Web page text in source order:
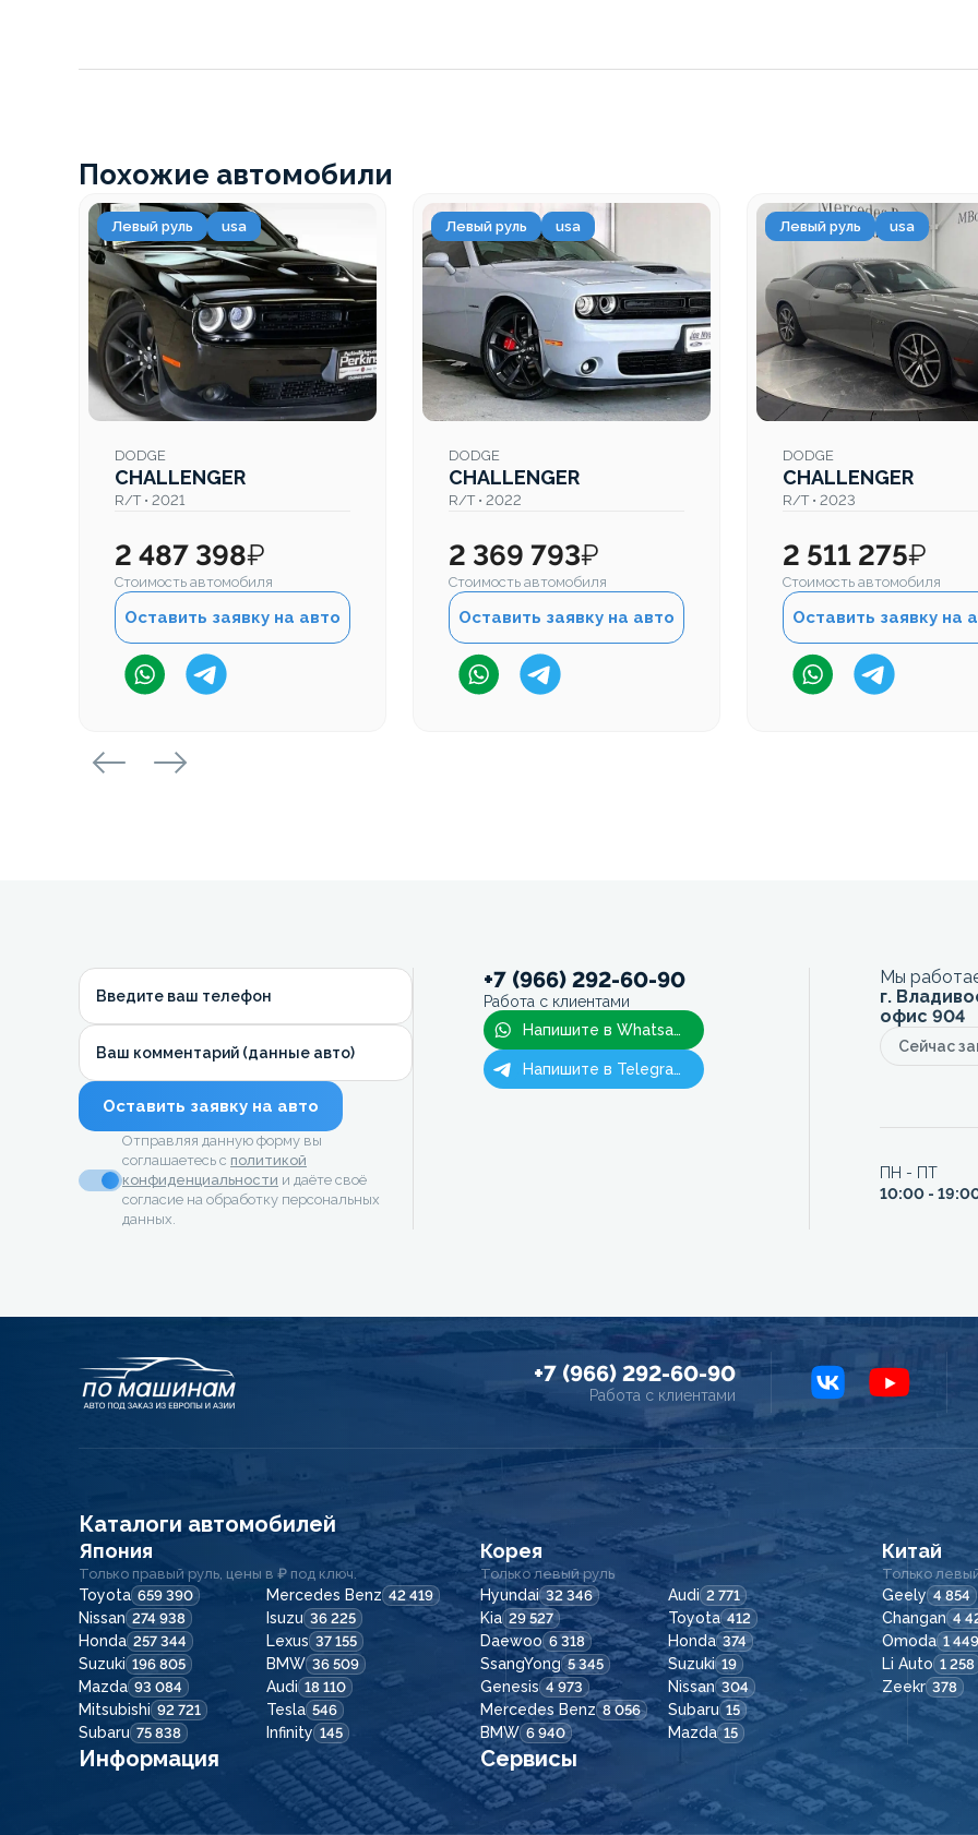
Похожие автомобили
Левый руль usa
DODGE
CHALLENGER
R/T • 2021
2 487 398₽
Стоимость автомобиля
Оставить заявку на авто
Левый руль usa
DODGE
CHALLENGER
R/T • 2022
2 369 793₽
Стоимость автомобиля
Оставить заявку на авто
Левый руль usa
DODGE
CHALLENGER
R/T • 2023
2 511 275₽
Стоимость автомобиля
Оставить заявку на
Введите ваш телефон
Ваш комментарий (данные авто)
Оставить заявку на авто
Отправляя данную форму вы
соглашаетесь с политикой
конфиденциальности и даёте своё
согласие на обработку персональных
данных.
+7 (966) 292-60-90
Работа с клиентами
Напишите в Whatsapp
Напишите в Telegram
Мы
г.
офис 904
Сейчас
ПН - ПТ
10:00 -
+7 (966) 292-60-90
Работа с клиентами
Каталоги автомобилей
Япония
Только правый руль, цены в ₽ под ключ.
Toyota 659 390 Mercedes Benz 42 419
Nissan 274 938 Isuzu 36 225
Honda 257 344 Lexus 37 155
Suzuki 196 805 BMW 36 509
Mazda 93 084 Audi 18 110
Mitsubishi 92 721 Tesla 546
Subaru 75 838 Infinity 145
Корея
Только левый руль
Hyundai 32 346 Audi 2 771
Kia 29 527 Toyota 412
Daewoo 6 318 Honda 374
SsangYong 5 345 Suzuki 19
Genesis 4 973 Nissan 304
Mercedes Benz 8 056 Subaru 15
BMW 6 940 Mazda 15
Китай
Только
Geely 4 854
Changan 4
Omoda 1 449
Li Auto 1 258
Zeekr 378
Информация Сервисы